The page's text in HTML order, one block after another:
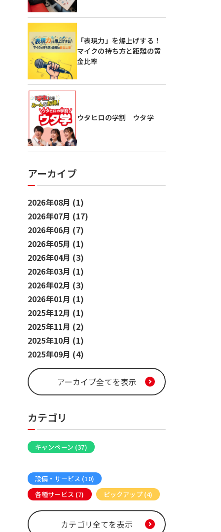
「表現力」を爆上げする！
マイクの持ち方と距離の黄
金比率
ウタヒロの学割 ウタ学
アーカイブ
2026年08月 (1)
2026年07月 (17)
2026年06月 (7)
2026年05月 (1)
2026年04月 (3)
2026年03月 (1)
2026年02月 (3)
2026年01月 (1)
2025年12月 (1)
2025年11月 (2)
2025年10月 (1)
2025年09月 (4)
アーカイブ全てを表示
カテゴリ
キャンペーン (37)
設備・サービス (10)
各種サービス (7)
ピックアップ (4)
カテゴリ全てを表示